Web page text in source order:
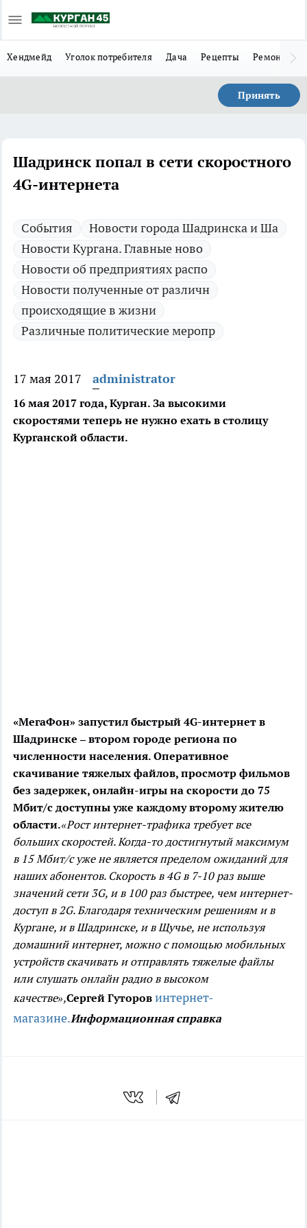
Хендмейд Уголок потребителя Дача Рецепты Ремонт
Принять
Шадринск попал в сети скоростного
4G-интернета
Cобытия
Новости города Шадринска и Ша
Новости Кургана. Главные ново
Новости об предприятиях распо
Новости полученные от различн
происходящие в жизни
Различные политические меропр
17 мая 2017 administrator
16 мая 2017 года, Курган. За высокими
скоростями теперь не нужно ехать в столицу
Курганской области.
«МегаФон» запустил быстрый 4G-интернет в
Шадринске – втором городе региона по
численности населения. Оперативное
скачивание тяжелых файлов, просмотр фильмов
без задержек, онлайн-игры на скорости до 75
Мбит/с доступны уже каждому второму жителю
области.«Рост интернет-трафика требует все
больших скоростей. Когда-то достигнутый максимум
в 15 Мбит/с уже не является пределом ожиданий для
наших абонентов. Скорость в 4G в 7-10 раз выше
значений сети 3G, и в 100 раз быстрее, чем интернет-
доступ в 2G. Благодаря техническим решениям и в
Кургане, и в Шадринске, и в Щучье, не используя
домашний интернет, можно с помощью мобильных
устройств скачивать и отправлять тяжелые файлы
или слушать онлайн радио в высоком
качестве»,Сергей Гуторов интернет-
магазине.Информационная справка